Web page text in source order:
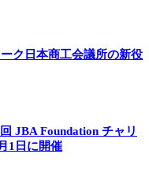
ク日本商工会議所の新役
JBA Foundation チャリ
1日に開催